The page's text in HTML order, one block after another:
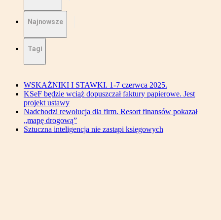
Najnowsze
Tagi
WSKAŻNIKI I STAWKI. 1-7 czerwca 2025.
KSeF będzie wciąż dopuszczał faktury papierowe. Jest
projekt ustawy
Nadchodzi rewolucja dla firm. Resort finansów pokazał
„mapę drogową”
Sztuczna inteligencja nie zastąpi księgowych